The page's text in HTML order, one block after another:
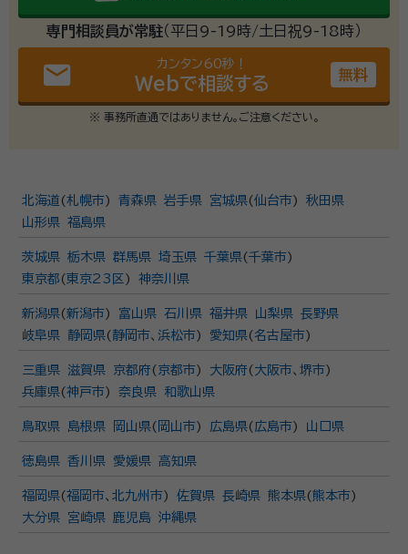
専門相談員が常駐（平日9-19時/土日祝9-18時）
email カンタン60秒！
Webで相談する 無料
※ 事務所直通ではありません。ご注意ください。
北海道 (札幌市) 青森県 岩手県 宮城県(仙台市)
秋田県
山形県 福島県
茨城県 栃木県 群馬県 埼玉県 千葉県(千葉市)
東京都 ( 東京23区 ) 神奈川県
新潟県(新潟市) 富山県 石川県 福井県 山梨県 長野県
岐阜県
静岡県( 静岡市、 浜松市) 愛知県( 名古屋市)
三重県 滋賀県 京都府( 京都市) 大阪府( 大阪市、 堺市)
兵庫県(神戸市) 奈良県 和歌山県
鳥取県 島根県 岡山県( 岡山市) 広島県( 広島市) 山口県
徳島県 香川県 愛媛県 高知県
福岡県(福岡市、 北九州市) 佐賀県 長崎県 熊本県(熊本市)
大分県
宮崎県 鹿児島 沖縄県